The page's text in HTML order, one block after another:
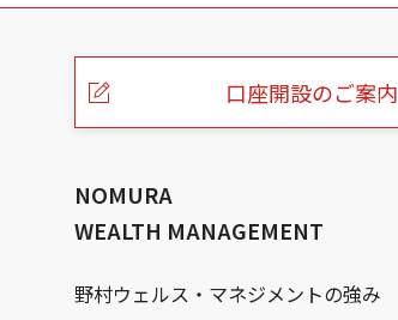
こ
口座開設のご案内
NOMURA
WEALTH MANAGEMENT
野村ウェルス・マネジメントの強み